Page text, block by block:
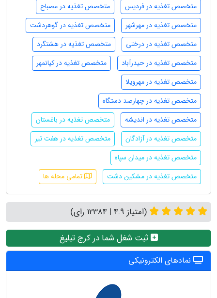
متخصص تغذیه در فردیس
متخصص تغذیه در مصباح
متخصص تغذیه در مهرشهر
متخصص تغذیه در گوهردشت
متخصص تغذیه در درختی
متخصص تغذیه در هشتگرد
متخصص تغذیه در حیدرآباد
متخصص تغذیه در کیانمهر
متخصص تغذیه در مهرویلا
متخصص تغذیه در چهارصد دستگاه
متخصص تغذیه در اندیشه
متخصص تغذیه در باغستان
متخصص تغذیه در آزادگان
متخصص تغذیه در هفت تیر
متخصص تغذیه در میدان سپاه
متخصص تغذیه در مشکین دشت
تمامی محله ها
(امتیاز 4.9 | 12384 رای)
ثبت شغل شما در کرج تبلیغ
نمادهای الکترونیکی